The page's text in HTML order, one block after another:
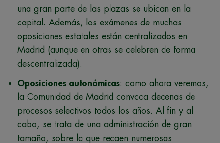
una gran parte de las plazas se ubican en la
capital. Además, los exámenes de muchas
oposiciones estatales están centralizados en
Madrid (aunque en otras se celebren de forma
descentralizada).
Oposiciones autonómicas: como ahora veremos,
la Comunidad de Madrid convoca decenas de
procesos selectivos todos los años. Al fin y al
cabo, se trata de una administración de gran
tamaño, sobre la que recaen numerosas